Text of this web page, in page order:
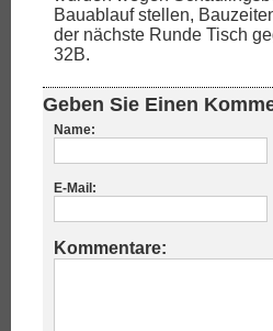
Bauablauf stellen,
der nächste Runde Tisch
32B.
Geben Sie Einen
Name:
E-Mail:
Kommentare: